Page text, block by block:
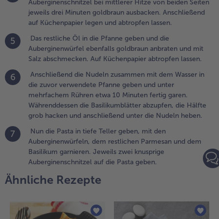
und die
und mit
Küchenpapier
Nudeln
mit
Wasser in
geben
etwa 10
Auberginenschnitzel bei mittlerer Hitze von beiden Seiten
jeweils drei Minuten goldbraun ausbacken. Anschließend
auf Küchenpapier legen und abtropfen lassen.
5
Das restliche Öl in die Pfanne geben und die
Auberginenwürfel ebenfalls goldbraun anbraten und mit
Salz abschmecken. Auf Küchenpapier abtropfen lassen.
6
Anschließend die Nudeln zusammen mit dem Wasser in
die zuvor verwendete Pfanne geben und unter
mehrfachem Rühren etwa 10 Minuten fertig garen.
Währenddessen die Basilikumblätter abzupfen, die Hälfte
grob hacken und anschließend unter die Nudeln heben.
7
Nun die Pasta in tiefe Teller geben, mit den
Auberginenwürfeln, dem restlichen Parmesan und dem
Basilikum garnieren. Jeweils zwei knusprige
Auberginenschnitzel auf die Pasta geben.
Ähnliche Rezepte